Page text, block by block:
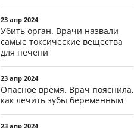
23 апр 2024
Убить орган. Врачи назвали
самые токсические вещества
для печени
23 апр 2024
Опасное время. Врач пояснила,
как лечить зубы беременным
23 апр 2024